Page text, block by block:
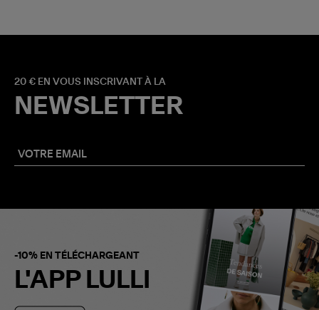
20 € EN VOUS INSCRIVANT À LA
NEWSLETTER
-10% EN TÉLÉCHARGEANT
L'APP LULLI